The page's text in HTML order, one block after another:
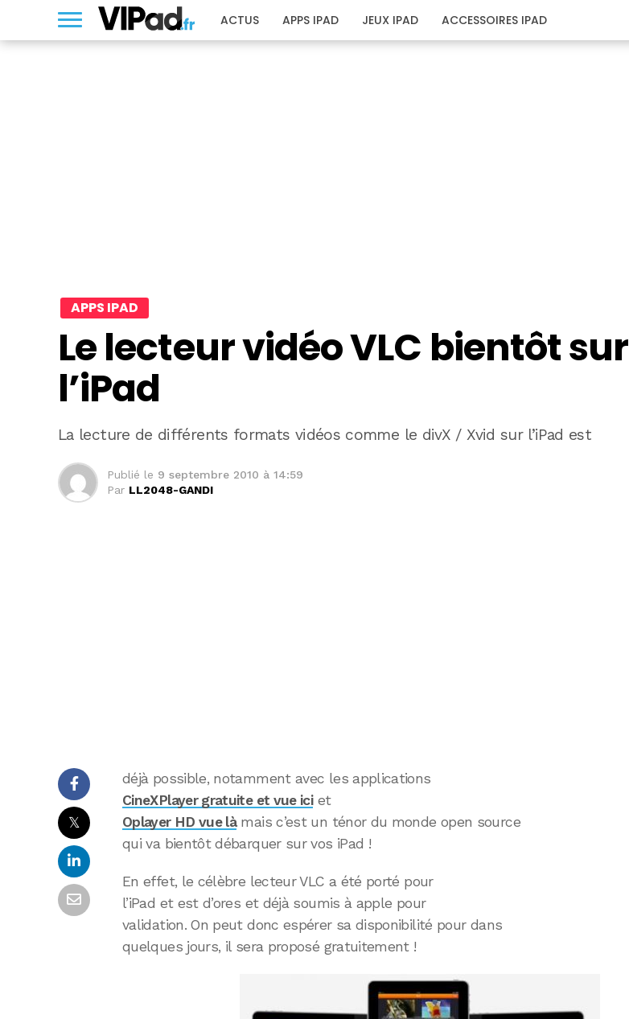
ACTUS APPS IPAD JEUX IPAD ACCESSOIRES IPAD
APPS IPAD
Le lecteur vidéo VLC bientôt sur
l’iPad
La lecture de différents formats vidéos comme le divX / Xvid sur l’iPad est
Publié le 9 septembre 2010 à 14:59
Par LL2048-GANDI
𝕏
déjà possible, notamment avec les applications
CineXPlayer gratuite et vue iciet
Oplayer HD vue làmais c’est un ténor du monde open source
qui va bientôt débarquer sur vos iPad !
En effet, le célèbre lecteur VLC a été porté pour
l’iPad et est d’ores et déjà soumis à apple pour
validation. On peut donc espérer sa disponibilité pour dans
quelques jours, il sera proposé gratuitement !